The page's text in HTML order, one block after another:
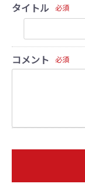
タイトル
必須
コメント 必須